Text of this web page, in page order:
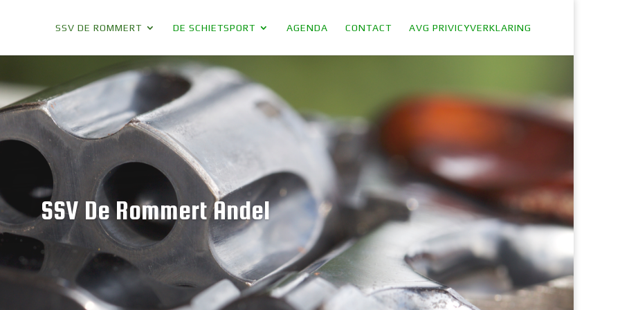
SSV DE ROMMERT DE SCHIETSPORT AGENDA CONTACT AVG PRIVICYVERKLARING
SSV De Rommert op Instagram!
Volgen